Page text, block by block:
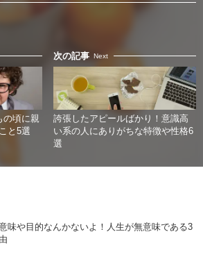
の頃に親
と5選
次の記事 Next
誇張したアピールばかり！意識高
い系の人にありがちな特徴や性格6
選
味や目的なんかないよ！人生が無意味である3